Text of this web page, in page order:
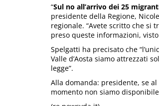
“Sul no all’arrivo dei 25
presidente della Regione,
regionale. “Avete scritto che si
preso queste informazioni,
Spelgatti ha precisato che
Valle d’Aosta siamo attrezzati
legge”.
Alla domanda: presidente, se
momento non siamo